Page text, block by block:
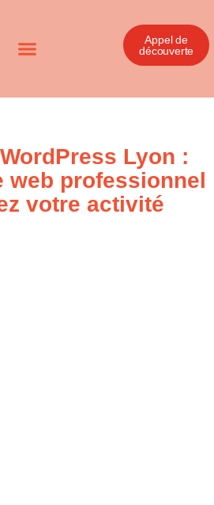
Appel de
découverte
Lyon :
web professionnel
votre activité